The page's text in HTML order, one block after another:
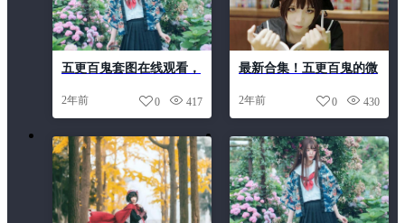
五更百鬼套图在线观看，
2年前 417
0
最新合集！五更百鬼的微
2年前 430
0